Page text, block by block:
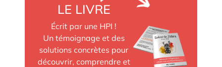
LE LIVRE
Écrit par une HPI !
Un témoignage et des
solutions concrètes pour
découvrir, comprendre et